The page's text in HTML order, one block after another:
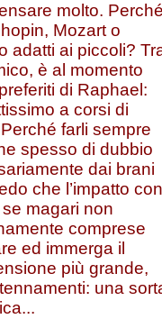
molto.
Mozart o
adatti ai piccoli?
è al momento
di Raphael:
a corsi di
farli sempre
spesso di dubbio
dai brani
che l’impatto con
magari non
comprese
ed immerga il
più grande,
una